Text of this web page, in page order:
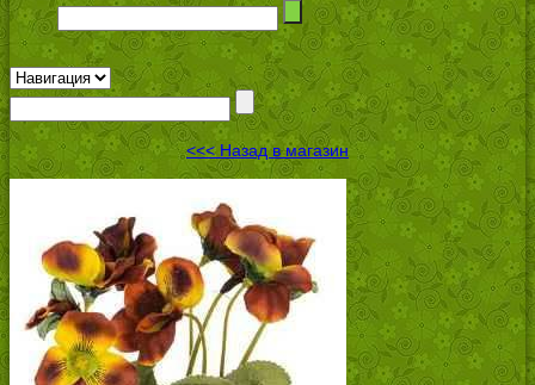
<<< Назад в магазин